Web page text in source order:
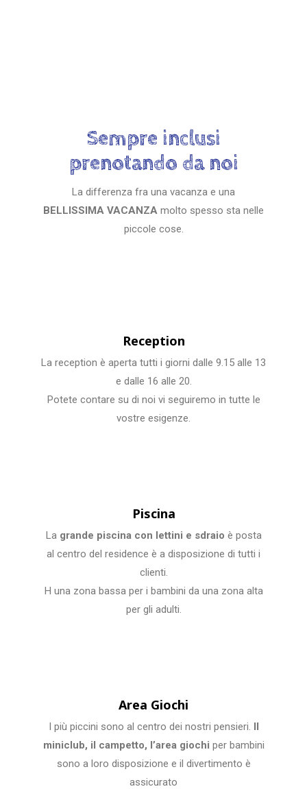
Sempre inclusi
prenotando da noi
La differenza fra una vacanza e una
BELLISSIMA VACANZA molto spesso sta nelle
piccole cose.
Reception
La reception è aperta tutti i giorni dalle 9.15 alle 13
e dalle 16 alle 20.
Potete contare su di noi vi seguiremo in tutte le
vostre esigenze.
Piscina
La grande piscina con lettini e sdraio è posta
al centro del residence è a disposizione di tutti i
clienti.
H una zona bassa per i bambini da una zona alta
per gli adulti.
Area Giochi
I più piccini sono al centro dei nostri pensieri. Il
miniclub, il campetto, l’area giochi per bambini
sono a loro disposizione e il divertimento è
assicurato